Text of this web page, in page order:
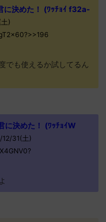
に決めた！ (ﾜｯﾁｮｲ f32a-
)
でも使えるか試してるん
に決めた！ (ﾜｯﾁｮｲW
12/31(土)